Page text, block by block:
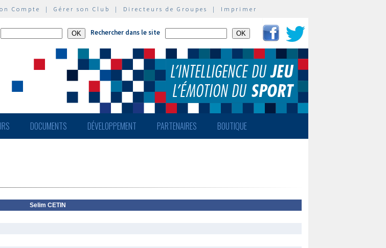
Compte | Gérer son Club | Directeurs de Groupes | Imprimer
Rechercher dans le site
DOCUMENTS DÉVELOPPEMENT PARTENAIRES BOUTIQUE
Selim CETIN